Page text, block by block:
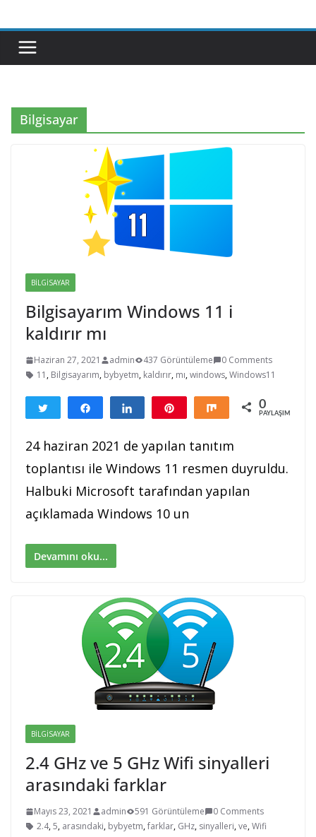
to
content
Bilgisayar
BILGISAYAR
Bilgisayarım Windows 11 i
kaldırır mı
Haziran 27, 2021 admin 437 Görüntüleme
0 Comments
11 , Bilgisayarım, bybyetm, kaldırır, mı,windows,Windows11
Tweetle Paylaş Paylaş Paylaş 0
PAYLAŞIMLAR
24 haziran 2021 de yapılan tanıtım
toplantısı ile Windows 11 resmen duyruldu.
Halbuki Microsoft tarafından yapılan
açıklamada Windows 10 un
Devamını oku...
BILGISAYAR
2.4 GHz ve 5 GHz Wifi sinyalleri
arasındaki farklar
Mayıs 23, 2021 admin 591 Görüntüleme
0 Comments
2.4,5, arasındaki, bybyetm,farklar, GHz, sinyalleri,ve,Wifi